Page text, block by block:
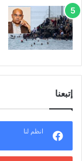
إتبعنا
انظم لنا